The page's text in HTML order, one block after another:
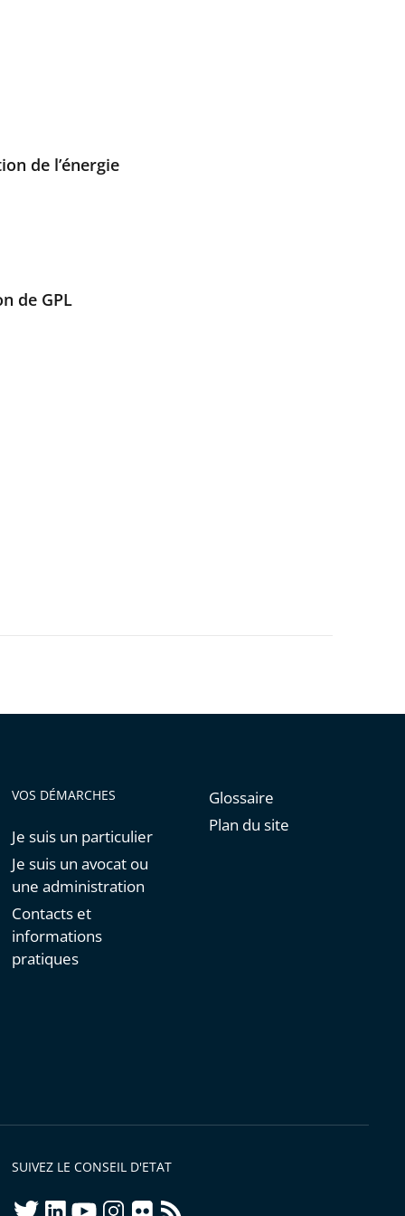
de l’énergie
de GPL
VOS DÉMARCHES
Je suis un particulier
Je suis un avocat ou
une administration
Contacts et
informations
pratiques
Glossaire
Plan du site
SUIVEZ LE CONSEIL D'ETAT
twitterlinkedInyoutubeinstagram
flickrrss